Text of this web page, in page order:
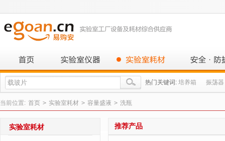
热门关键词: 培养箱 振荡器
当前位置: 首页 > 实验室耗材 > 容量盛液 > 洗瓶
推荐产品
实验室耗材